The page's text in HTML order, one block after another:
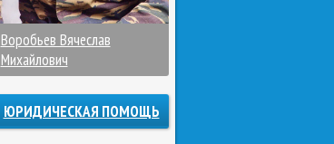
Воробьев Вячеслав
Михайлович
ЮРИДИЧЕСКАЯ ПОМОЩЬ